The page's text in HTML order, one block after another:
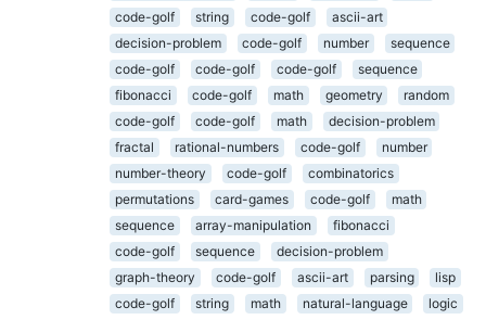
code-golf
string code-golf
ascii-art
decision-problem
code-golf number
sequence
code-golf
code-golf code-golf
sequence
fibonacci
code-golf math geometry
random
code-golf
code-golf math
decision-problem
fractal
rational-numbers code-golf
number
number-theory
code-golf
combinatorics
permutations
card-games code-golf
math
sequence
array-manipulation
fibonacci
code-golf
sequence
decision-problem
graph-theory
code-golf ascii-art parsing
lisp
code-golf
string math natural-language
logic